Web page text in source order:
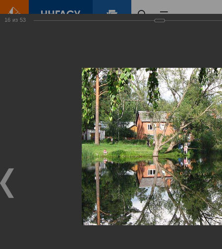
Виртуальные
выставки
(фотоальбомы)
16 из 53